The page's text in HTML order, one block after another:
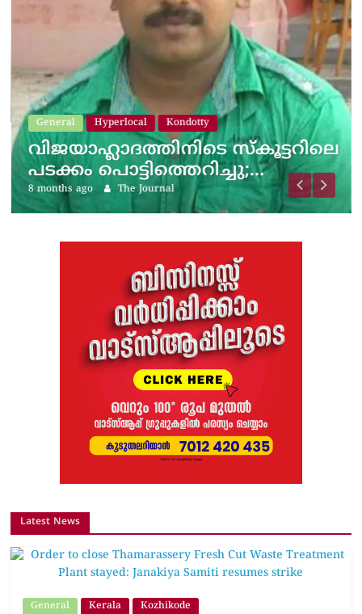
General Hyperlocal Kondotty
വിജയാഹ്ലാദത്തിനിടെ സ്കൂട്ടറിലെ
പടക്കം പൊട്ടിത്തെറിച്ചു;…
8 months ago The Journal
Latest News
General Kerala Kozhikode